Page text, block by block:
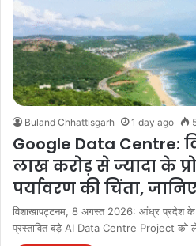
Buland Chhattisgarh 1 day ago
Google Data Centre:
लाख करोड़ से ज्यादा के
पर्यावरण की चिंता,
विशाखापट्टनम, 8 अगस्त 2026: आंध्र प्रदेश
प्रस्तावित बड़े AI Data Centre Project को